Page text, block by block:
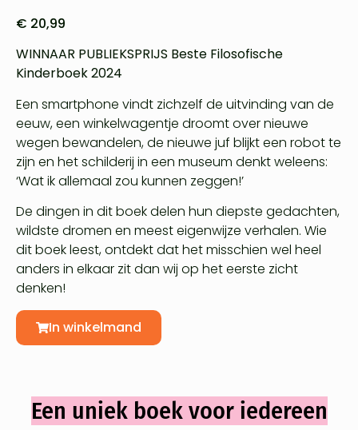
€ 20,99
WINNAAR PUBLIEKSPRIJS Beste Filosofische
Kinderboek 2024
Een smartphone vindt zichzelf de uitvinding van de
eeuw, een winkelwagentje droomt over nieuwe
wegen bewandelen, de nieuwe juf blijkt een robot te
zijn en het schilderij in een museum denkt weleens:
‘Wat ik allemaal zou kunnen zeggen!’
De dingen in dit boek delen hun diepste gedachten,
wildste dromen en meest eigenwijze verhalen. Wie
dit boek leest, ontdekt dat het misschien wel heel
anders in elkaar zit dan wij op het eerste zicht
denken!
In winkelmand
Een uniek boek voor iedereen